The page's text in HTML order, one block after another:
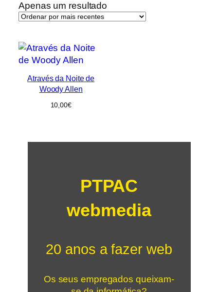
Apenas um resultado
Através da Noite de
Woody Allen
10,00€
PTPAC
webmedia
20 anos a fazer web
Os seus empregados queixam-